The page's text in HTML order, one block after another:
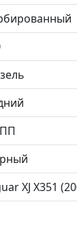
XJ X351